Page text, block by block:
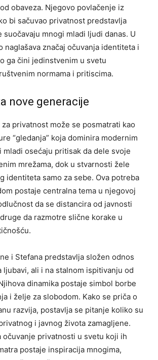
obaveza. Njegovo povlačenje iz
bi sačuvao privatnost predstavlja
suočavaju mnogi mladi ljudi danas. U
naglašava značaj očuvanja identiteta i
ga čini jedinstvenim u svetu
normama i pritiscima.
nove generacije
privatnost može se posmatrati kao
“gledanja” koja dominira modernim
mladi osećaju pritisak da dele svoje
mrežama, dok u stvarnosti žele
identiteta samo za sebe. Ova potreba
postaje centralna tema u njegovoj
da se distancira od javnosti
da razmotre slične korake u
i Stefana predstavlja složen odnos
ljubavi, ali i na stalnom ispitivanju od
dinamika postaje simbol borbe
i želje za slobodom. Kako se priča o
razvija, postavlja se pitanje koliko su
i javnog života zamagljene.
očuvanje privatnosti u svetu koji ih
postaje inspiracija mnogima,